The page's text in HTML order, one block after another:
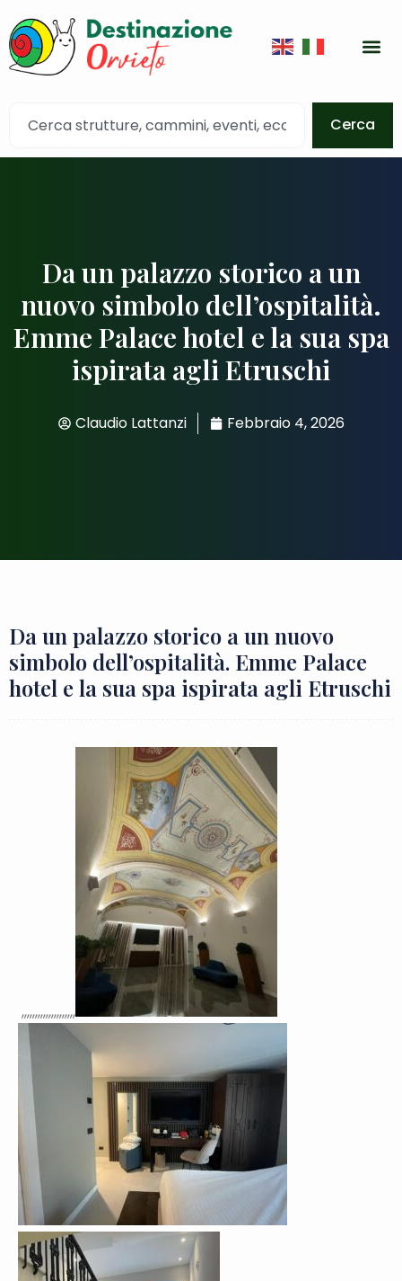
Cerca
Da un palazzo storico a un
nuovo simbolo dell’ospitalità.
Emme Palace hotel e la sua spa
ispirata agli Etruschi
Claudio Lattanzi Febbraio 4, 2026
Da un palazzo storico a un nuovo
simbolo dell’ospitalità. Emme Palace
hotel e la sua spa ispirata agli Etruschi
,,,,,,,,,,,,,,,,,,,,